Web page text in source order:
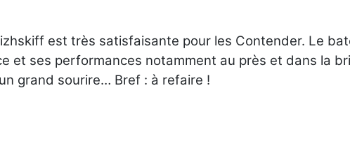
est très satisfaisante pour les Contender. Le
et ses performances notamment au près et dans la
grand sourire… Bref : à refaire !